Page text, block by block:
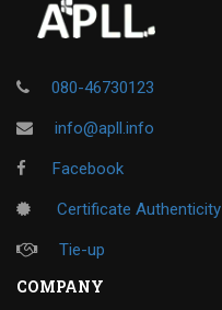
080-46730123
info@apll.info
Facebook
Certificate Authenticity
Tie-up
COMPANY